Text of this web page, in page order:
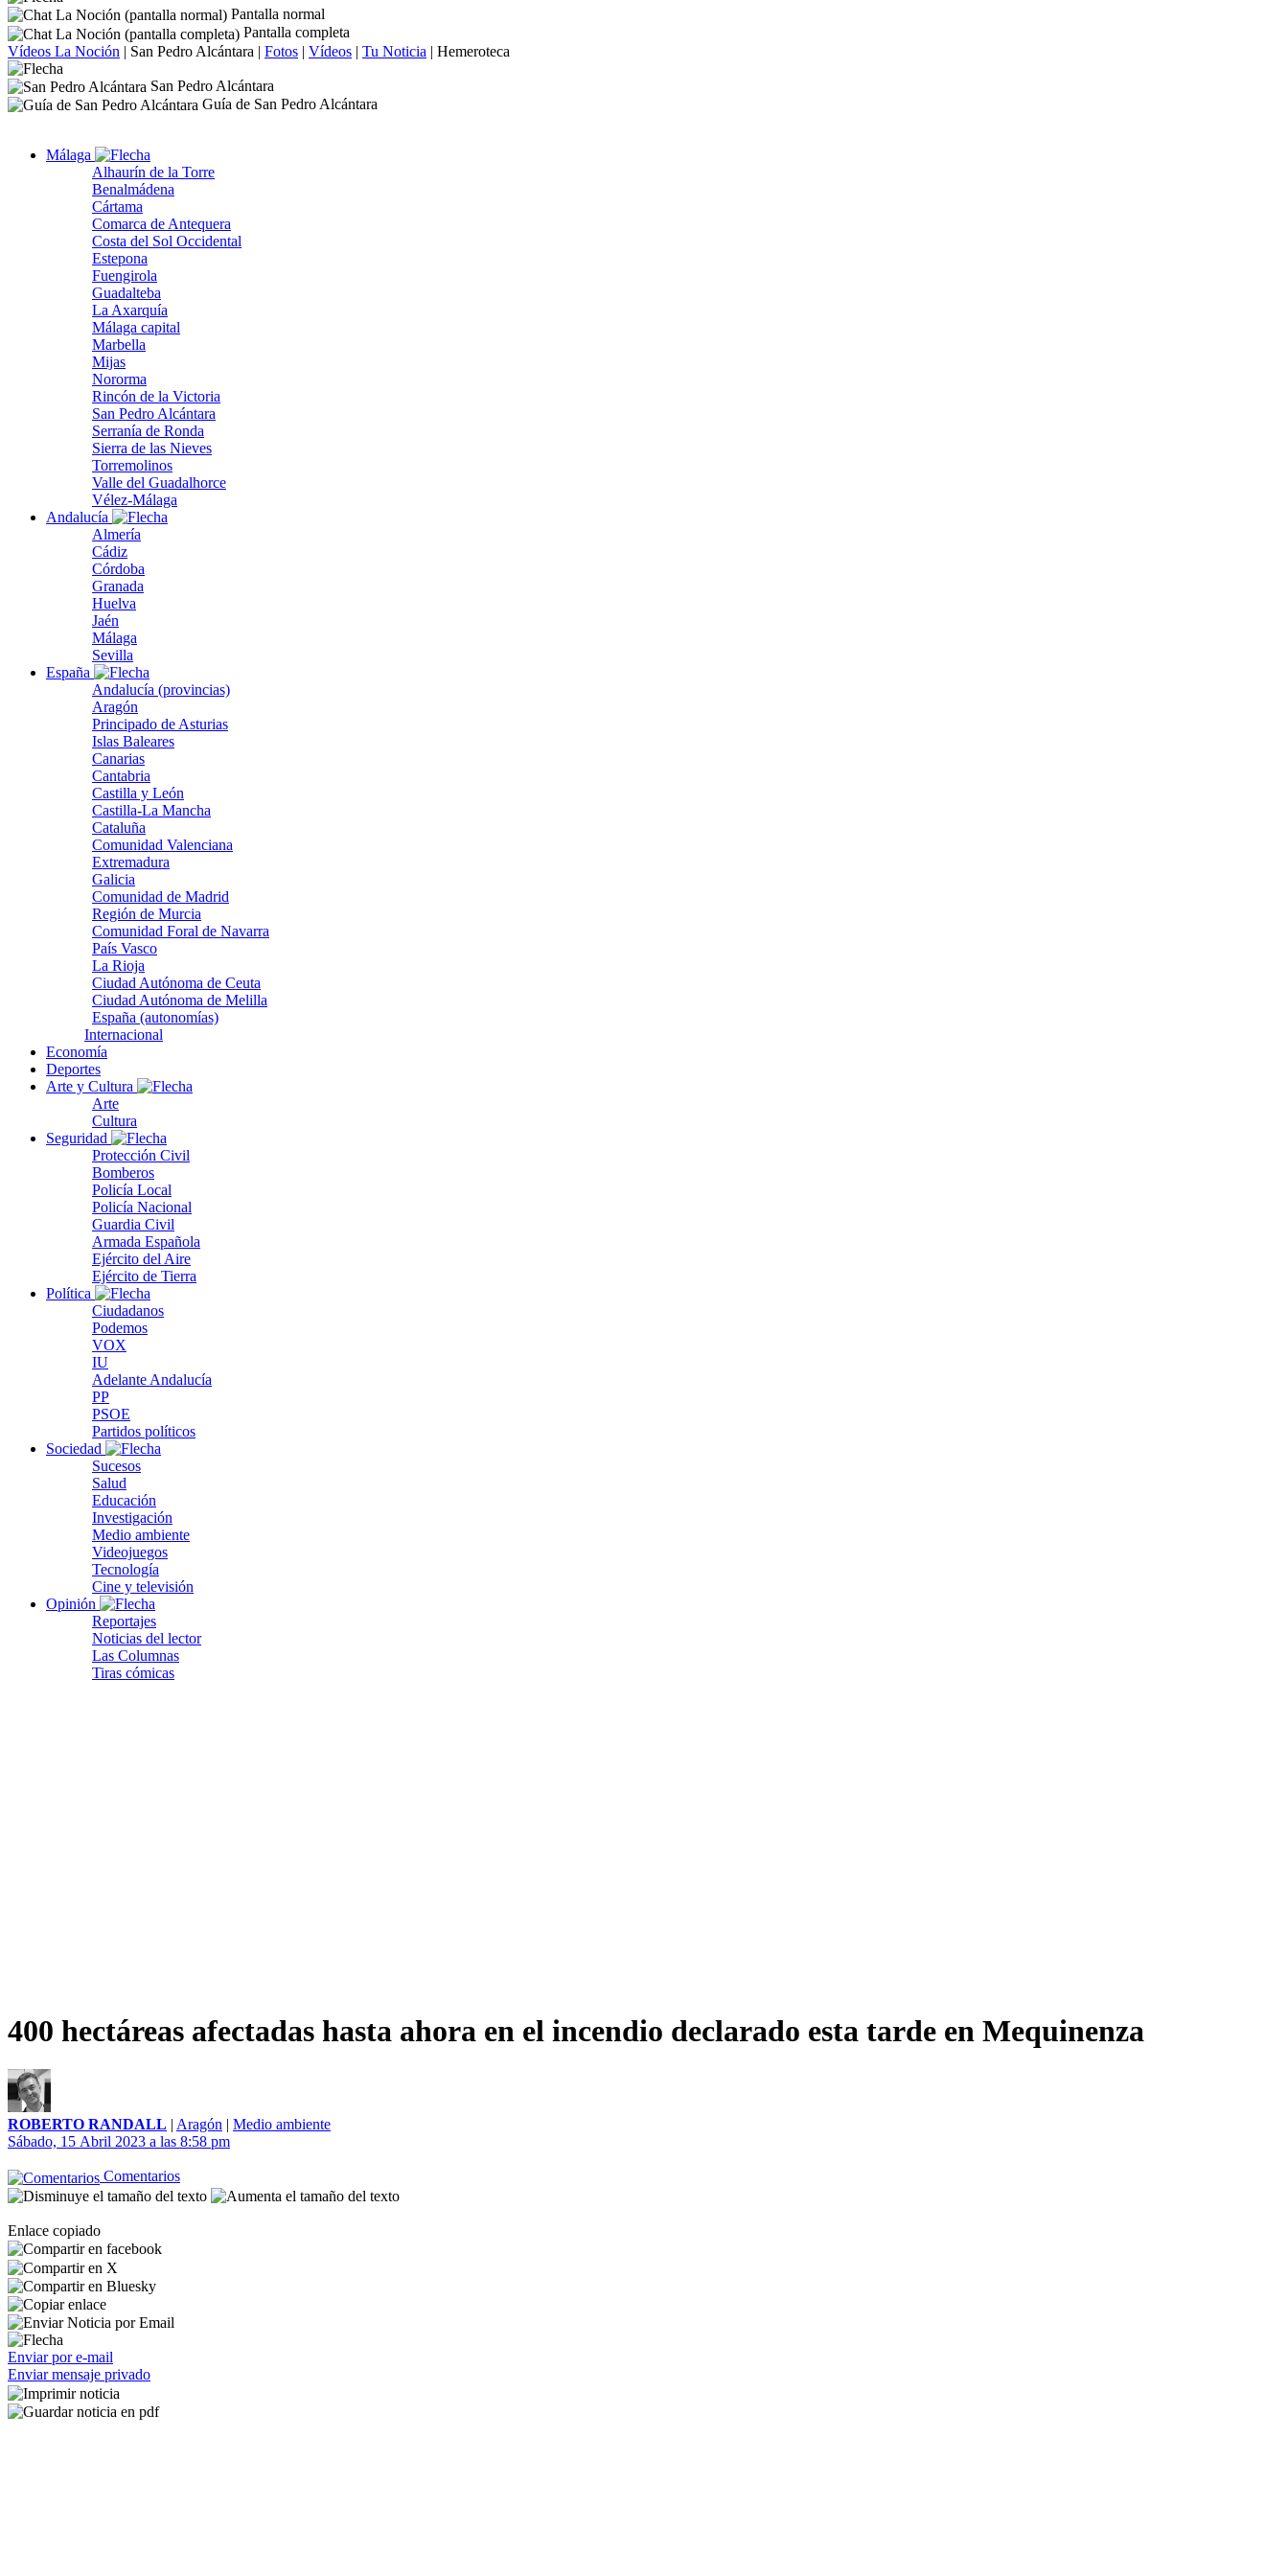
Pantalla normal
Pantalla completa
Vídeos La Noción | San Pedro Alcántara | Fotos | Vídeos | Tu Noticia | Hemeroteca
San Pedro Alcántara
Guía de San Pedro Alcántara
Málaga
Alhaurín de la Torre
Benalmádena
Cártama
Comarca de Antequera
Costa del Sol Occidental
Estepona
Fuengirola
Guadalteba
La Axarquía
Málaga capital
Marbella
Mijas
Nororma
Rincón de la Victoria
San Pedro Alcántara
Serranía de Ronda
Sierra de las Nieves
Torremolinos
Valle del Guadalhorce
Vélez-Málaga
Andalucía
Almería
Cádiz
Córdoba
Granada
Huelva
Jaén
Málaga
Sevilla
España
Andalucía (provincias)
Aragón
Principado de Asturias
Islas Baleares
Canarias
Cantabria
Castilla y León
Castilla-La Mancha
Cataluña
Comunidad Valenciana
Extremadura
Galicia
Comunidad de Madrid
Región de Murcia
Comunidad Foral de Navarra
País Vasco
La Rioja
Ciudad Autónoma de Ceuta
Ciudad Autónoma de Melilla
España (autonomías)
Internacional
Economía
Deportes
Arte y Cultura
Arte
Cultura
Seguridad
Protección Civil
Bomberos
Policía Local
Policía Nacional
Guardia Civil
Armada Española
Ejército del Aire
Ejército de Tierra
Política
Ciudadanos
Podemos
VOX
IU
Adelante Andalucía
PP
PSOE
Partidos políticos
Sociedad
Sucesos
Salud
Educación
Investigación
Medio ambiente
Videojuegos
Tecnología
Cine y televisión
Opinión
Reportajes
Noticias del lector
Las Columnas
Tiras cómicas
400 hectáreas afectadas hasta ahora en el incendio declarado esta tarde en Mequinenza
ROBERTO RANDALL | Aragón | Medio ambiente
Sábado, 15 Abril 2023 a las 8:58 pm
Comentarios
Enlace copiado
Enviar por e-mail
Enviar mensaje privado